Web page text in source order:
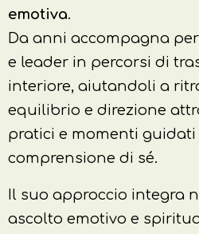
emotiva.
Da anni accompagna
e leader in percorsi di
interiore, aiutandoli a
equilibrio e direzione
pratici e momenti
comprensione di sé.
Il suo approccio integra
ascolto emotivo e